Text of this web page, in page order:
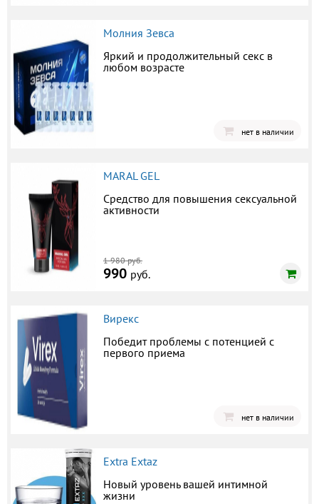
Молния Зевса
Яркий и продолжительный секс в
любом возрасте
нет в наличии
MARAL GEL
Средство для повышения сексуальной
активности
1 980 руб.
990 руб.
Вирекс
Победит проблемы с потенцией с
первого приема
нет в наличии
Extra Extaz
Новый уровень вашей интимной
жизни